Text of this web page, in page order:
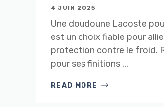
4 JUIN 2025
Une doudoune Lacoste
est un choix fiable pour
protection contre le froid.
pour ses finitions ...
READ MORE